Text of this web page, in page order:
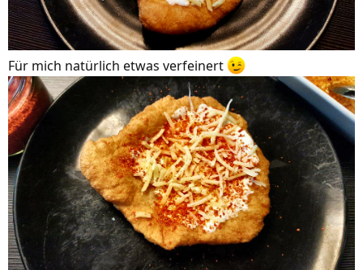
Für mich natürlich etwas verfeinert